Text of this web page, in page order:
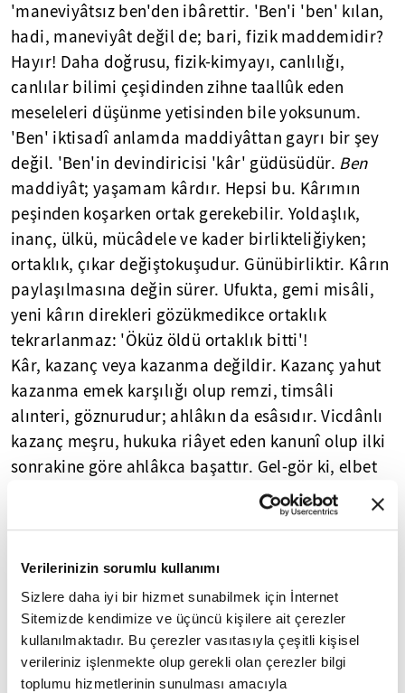
Verilerinizin sorumlu kullanımı
Sizlere daha iyi bir hizmet sunabilmek için İnternet
Sitemizde kendimize ve üçüncü kişilere ait çerezler
kullanılmaktadır. Bu çerezler vasıtasıyla çeşitli kişisel
verileriniz işlenmekte olup gerekli olan çerezler bilgi
toplumu hizmetlerinin sunulması amacıyla
'maneviyâtsız ben'den ibârettir. 'Ben'i 'ben' kılan,
hadi, maneviyât değil de; bari, fizik maddemidir?
Hayır! Daha doğrusu, fizik-kimyayı, canlılığı,
canlılar bilimi çeşidinden zihne taallûk eden
meseleleri düşünme yetisinden bile yoksunum.
'Ben' iktisadî anlamda maddiyâttan gayrı bir şey
değil. 'Ben'in devindiricisi 'kâr' güdüsüdür. Ben
maddiyât; yaşamam kârdır. Hepsi bu. Kârımın
peşinden koşarken ortak gerekebilir. Yoldaşlık,
inanç, ülkü, mücâdele ve kader birlikteliğiyken;
ortaklık, çıkar değiştokuşudur. Günübirliktir. Kârın
paylaşılmasına değin sürer. Ufukta, gemi misâli,
yeni kârın direkleri gözükmedikce ortaklık
tekrarlanmaz: 'Öküz öldü ortaklık bitti'!
Kâr, kazanç veya kazanma değildir. Kazanç yahut
kazanma emek karşılığı olup remzi, timsâli
alınteri, göznurudur; ahlâkın da esâsıdır. Vicdânlı
kazanç meşru, hukuka riâyet eden kanunî olup ilki
sonrakine göre ahlâkca başattır. Gel-gör ki, elbet
en iyisi, kazancın hem meşru hem de kanunî
olması. Sermâyecilik uyarınca kâr, ahlâktan
savunanlar, sermâyecilikten sapan, onun zıddı
konumundaki dinin hâlâ telkinine marûz
kalanlardır.
Kâr, maliyet ile fiyat arasındaki farktır. Çatala
benzetilebilir. İlerileme çatalın açılması, yânî